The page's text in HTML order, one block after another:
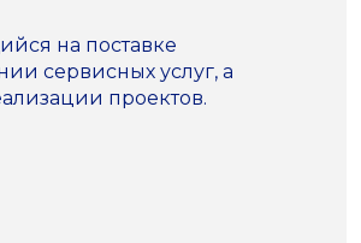
на поставке
сервисных услуг, а
проектов.